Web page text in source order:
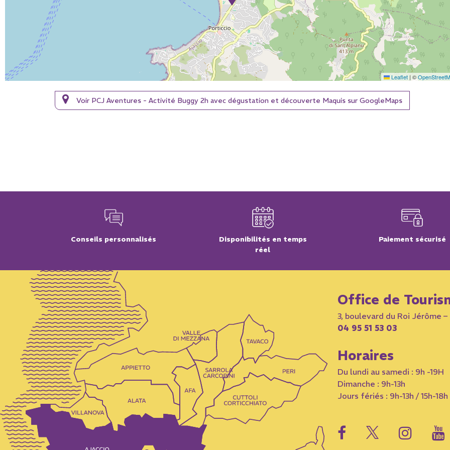
Leaflet | ©
Voir PCJ Aventures - Activité Buggy 2h avec dégustation et découverte Maquis sur GoogleMaps
Conseils personnalisés
Disponibilités en temps
réel
Paiement sécurisé
Office de
3, boulevard du Roi Jérôme
04 95 51 53 03
Horaires
Du lundi au samedi : 9h -19H
Dimanche : 9h-13h
Jours fériés : 9h-13h / 15h-18h